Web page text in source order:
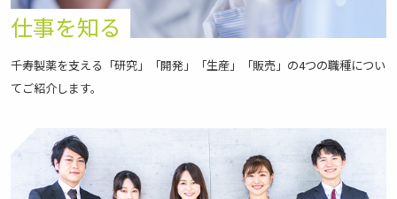
仕事を知る
千寿製薬を支える「研究」「開発」「生産」「販売」の4つの職種につい
てご紹介します。